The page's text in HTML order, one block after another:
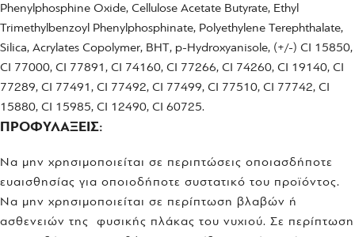
Phenylphosphine Oxide, Cellulose Acetate Butyrate, Ethyl
Trimethylbenzoyl Phenylphosphinate, Polyethylene Terephthalate,
Silica, Acrylates Copolymer, BHT, p-Hydroxyanisole, (+/-) CI 15850,
CI 77000, CI 77891, CI 74160, CI 77266, CI 74260, CI 19140, CI
77289, CI 77491, CI 77492, CI 77499, CI 77510, CI 77742, CI
15880, CI 15985, CI 12490, CI 60725.
ΠΡΟΦΥΛΑΞΕΙΣ:
Να μην χρησιμοποιείται σε περιπτώσεις οποιασδήποτε
ευαισθησίας για οποιοδήποτε συστατικό του προϊόντος.
Να μην χρησιμοποιείται σε περίπτωση βλαβών ή
ασθενειών της φυσικής πλάκας του νυχιού. Σε περίπτωση